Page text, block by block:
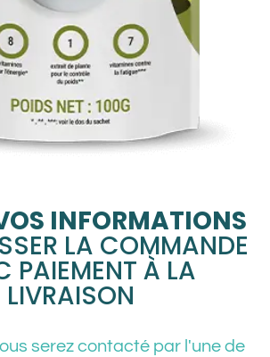
INFORMATIONS
LA COMMANDE
PAIEMENT À LA
LIVRAISON
serez contacté par l'une de